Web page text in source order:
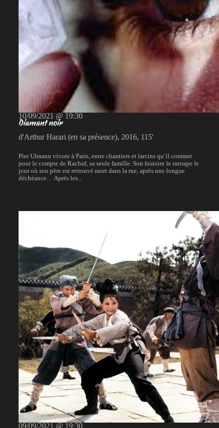
10/09/2021 @ 19:30
Diamant noir
d'Arthur Harari (en sa présence), 2016, 115'
Pier Ulmann vivote à Paris, entre chantiers et larcins qu’il commet
pour le compte de Rachid, sa seule famille. Son histoire le rattrape le
jour où son père est retrouvé mort dans la rue, après une longue
déchéance… Après les...
09/09/2021 @ 19:30